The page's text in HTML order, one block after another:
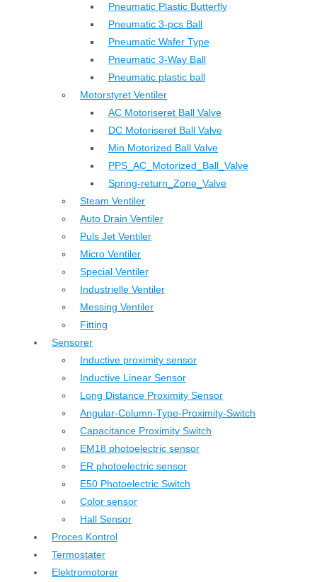
Pneumatic Plastic Butterfly
Pneumatic 3-pcs Ball
Pneumatic Wafer Type
Pneumatic 3-Way Ball
Pneumatic plastic ball
Motorstyret Ventiler
AC Motoriseret Ball Valve
DC Motoriseret Ball Valve
Min Motorized Ball Valve
PPS_AC_Motorized_Ball_Valve
Spring-return_Zone_Valve
Steam Ventiler
Auto Drain Ventiler
Puls Jet Ventiler
Micro Ventiler
Special Ventiler
Industrielle Ventiler
Messing Ventiler
Fitting
Sensorer
Inductive proximity sensor
Inductive Linear Sensor
Long Distance Proximity Sensor
Angular-Column-Type-Proximity-Switch
Capacitance Proximity Switch
EM18 photoelectric sensor
ER photoelectric sensor
E50 Photoelectric Switch
Color sensor
Hall Sensor
Proces Kontrol
Termostater
Elektromotorer